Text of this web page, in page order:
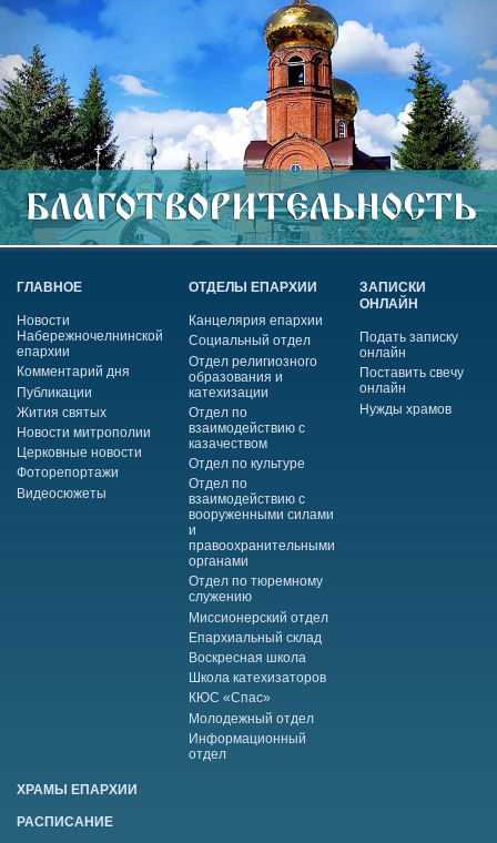
ГЛАВНОЕ
Новости
Набережночелнинской
епархии
Комментарий дня
Публикации
Жития святых
Новости митрополии
Церковные новости
Фоторепортажи
Видеосюжеты
ОТДЕЛЫ ЕПАРХИИ
Канцелярия епархии
Социальный отдел
Отдел религиозного
образования и
катехизации
Отдел по
взаимодействию с
казачеством
Отдел по культуре
Отдел по
взаимодействию с
вооруженными силами
и
правоохранительными
органами
Отдел по тюремному
служению
Миссионерский отдел
Епархиальный склад
Воскресная школа
Школа катехизаторов
КЮС «Спас»
Молодежный отдел
Информационный
отдел
ЗАПИСКИ
ОНЛАЙН
Подать записку
онлайн
Поставить свечу
онлайн
Нужды храмов
ХРАМЫ ЕПАРХИИ
РАСПИСАНИЕ